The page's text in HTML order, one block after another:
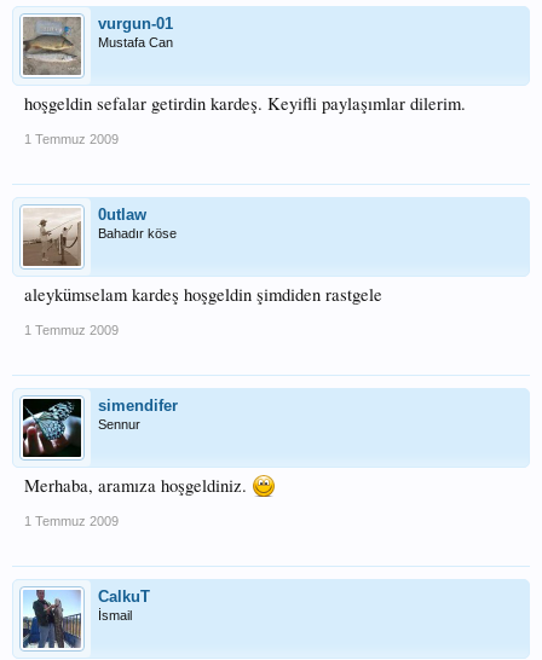
vurgun-01
Mustafa Can
hoşgeldin sefalar getirdin kardeş. Keyifli paylaşımlar dilerim.
1 Temmuz 2009
0utlaw
Bahadır köse
aleykümselam kardeş hoşgeldin şimdiden rastgele
1 Temmuz 2009
simendifer
Sennur
Merhaba, aramıza hoşgeldiniz.
1 Temmuz 2009
CalkuT
İsmail